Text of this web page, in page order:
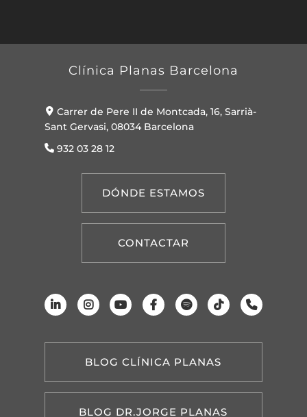
Clínica Planas Barcelona
Carrer de Pere II de Montcada, 16, Sarrià-
Sant Gervasi, 08034 Barcelona
932 03 28 12
DÓNDE ESTAMOS
CONTACTAR
BLOG CLÍNICA PLANAS
BLOG DR.JORGE PLANAS